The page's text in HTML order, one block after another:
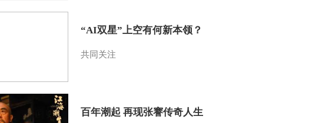
“AI双星”上空有何新本领？
共同关注
百年潮起 再现张謇传奇人生